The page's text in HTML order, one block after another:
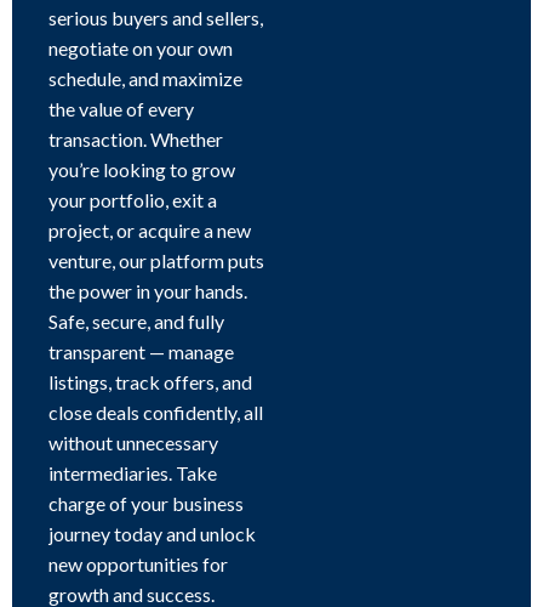
serious buyers and sellers,
negotiate on your own
schedule, and maximize
the value of every
transaction. Whether
you’re looking to grow
your portfolio, exit a
project, or acquire a new
venture, our platform puts
the power in your hands.
Safe, secure, and fully
transparent — manage
listings, track offers, and
close deals confidently, all
without unnecessary
intermediaries. Take
charge of your business
journey today and unlock
new opportunities for
growth and success.